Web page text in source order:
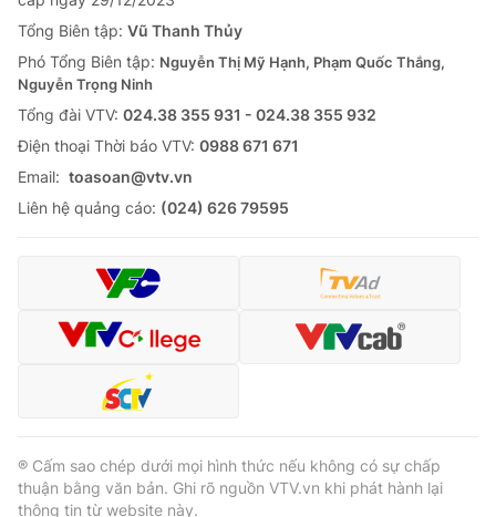
Tổng Biên tập: Vũ Thanh Thủy
Phó Tổng Biên tập: Nguyễn Thị Mỹ Hạnh, Phạm Quốc Thắng,
Nguyễn Trọng Ninh
Tổng đài VTV: 024.38 355 931 - 024.38 355 932
Ðiện thoại Thời báo VTV: 0988 671 671
Email: toasoan@vtv.vn
Liên hệ quảng cáo: (024) 626 79595
® Cấm sao chép dưới mọi hình thức nếu không có sự chấp
thuận bằng văn bản. Ghi rõ nguồn VTV.vn khi phát hành lại
thông tin từ website này.